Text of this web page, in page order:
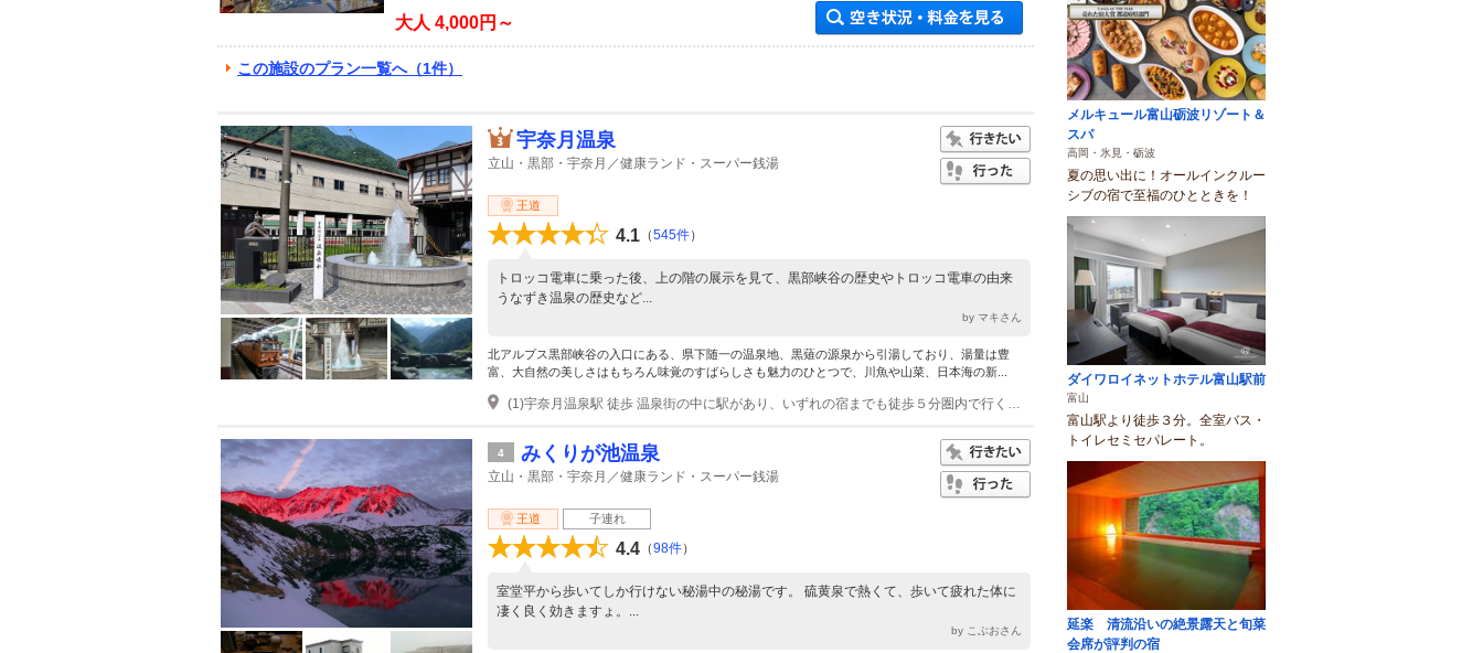
大人 4,000円～
空き状況・料金を見る
この施設のプラン一覧へ（1件）
宇奈月温泉
立山・黒部・宇奈月／健康ランド・スーパー銭湯
王道
4.1 （545件）
トロッコ電車に乗った後、上の階の展示を見て、黒部峡谷の歴史やトロッコ電車の由来
うなずき温泉の歴史など...
by マキさん
北アルプス黒部峡谷の入口にある、県下随一の温泉地、黒薙の源泉から引湯しており、湯量は豊
富、大自然の美しさはもちろん味覚のすばらしさも魅力のひとつで、川魚や山菜、日本海の新...
(1)宇奈月温泉駅 徒歩 温泉街の中に駅があり、いずれの宿までも徒歩５分圏内で行くことができます。
4 みくりが池温泉
立山・黒部・宇奈月／健康ランド・スーパー銭湯
王道 子連れ
4.4 （98件）
室堂平から歩いてしか行けない秘湯中の秘湯です。 硫黄泉で熱くて、歩いて疲れた体に
凄く良く効きますょ。...
by こぶおさん
メルキュール富山砺波リゾート＆
スパ
高岡・氷見・砺波
夏の思い出に！オールインクルー
シブの宿で至福のひとときを！
ダイワロイネットホテル富山駅前
富山
富山駅より徒歩３分。全室バス・
トイレセミセパレート。
延楽 清流沿いの絶景露天と旬菜
会席が評判の宿